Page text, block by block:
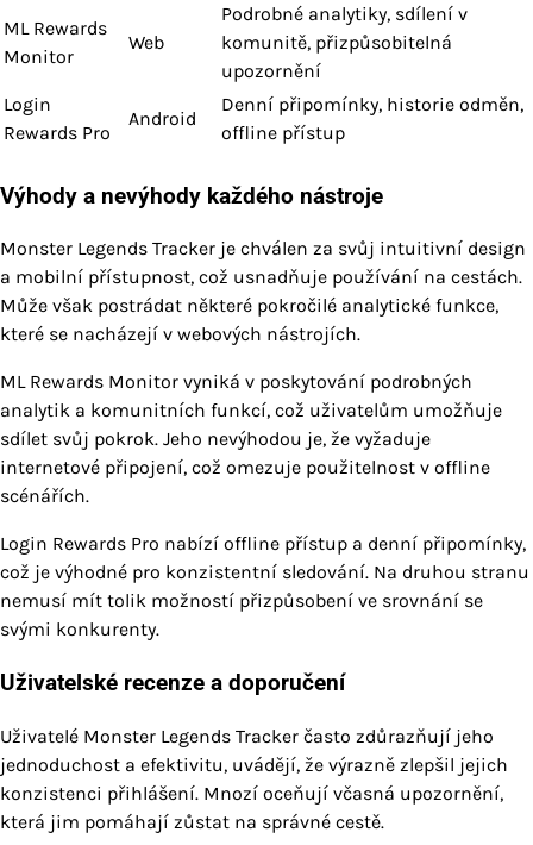
ML Rewards
Monitor
Web
Podrobné analytiky, sdílení v
komunitě, přizpůsobitelná
upozornění
Login
Rewards Pro
Android
Denní připomínky, historie odměn,
offline přístup
Výhody a nevýhody každého nástroje
Monster Legends Tracker je chválen za svůj intuitivní design
a mobilní přístupnost, což usnadňuje používání na cestách.
Může však postrádat některé pokročilé analytické funkce,
které se nacházejí v webových nástrojích.
ML Rewards Monitor vyniká v poskytování podrobných
analytik a komunitních funkcí, což uživatelům umožňuje
sdílet svůj pokrok. Jeho nevýhodou je, že vyžaduje
internetové připojení, což omezuje použitelnost v offline
scénářích.
Login Rewards Pro nabízí offline přístup a denní připomínky,
což je výhodné pro konzistentní sledování. Na druhou stranu
nemusí mít tolik možností přizpůsobení ve srovnání se
svými konkurenty.
Uživatelské recenze a doporučení
Uživatelé Monster Legends Tracker často zdůrazňují jeho
jednoduchost a efektivitu, uvádějí, že výrazně zlepšil jejich
konzistenci přihlášení. Mnozí oceňují včasná upozornění,
která jim pomáhají zůstat na správné cestě.